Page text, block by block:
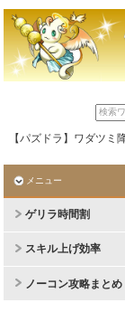
【パズドラ】ワダツミ
メニュー
ゲリラ時間割
スキル上げ効率
ノーコン攻略まとめ